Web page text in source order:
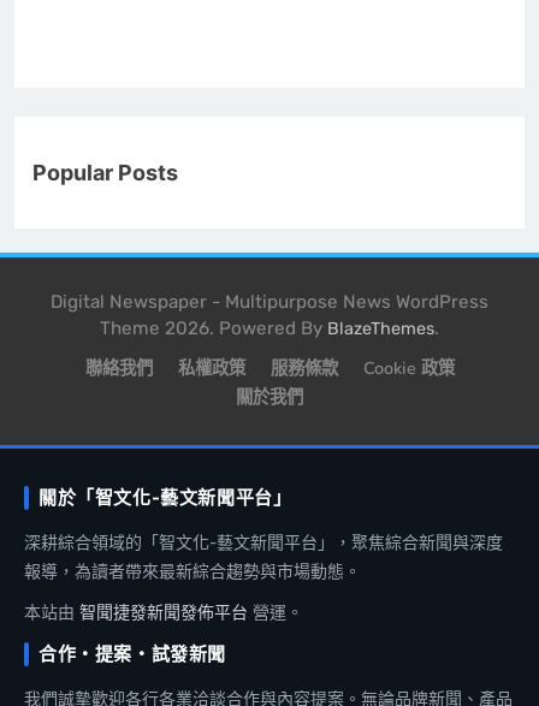
Popular Posts
Digital Newspaper - Multipurpose News WordPress
Theme 2026. Powered By BlazeThemes.
聯絡我們 私權政策 服務條款
Cookie 政策
關於我們
關於「智文化-藝文新聞平台」
深耕綜合領域的「智文化-藝文新聞平台」，聚焦綜合新聞與深度
報導，為讀者帶來最新綜合趨勢與市場動態。
本站由 智聞捷發新聞發佈平台 營運。
合作・提案・試發新聞
我們誠摯歡迎各行各業洽談合作與內容提案。無論品牌新聞、產品